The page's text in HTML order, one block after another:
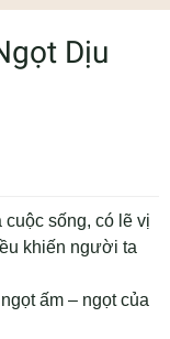
Dịu
sống, có lẽ vị
khiến người ta
ấm – ngọt của